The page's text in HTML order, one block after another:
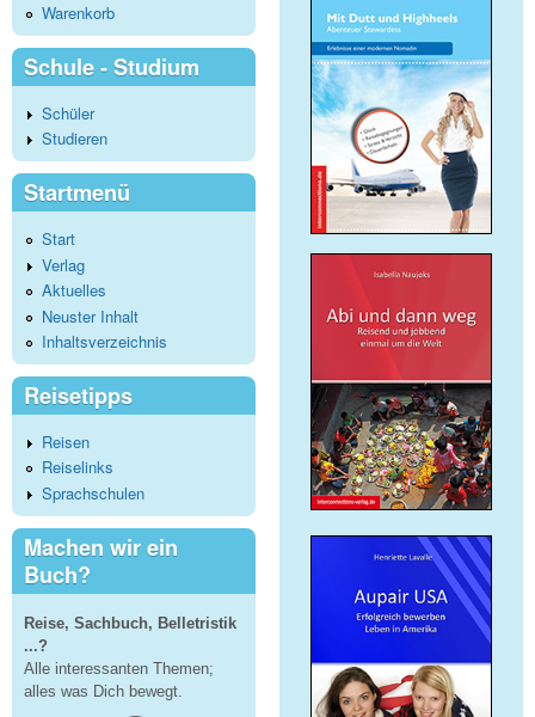
Warenkorb
Schule - Studium
Schüler
Studieren
Startmenü
Start
Verlag
Aktuelles
Neuster Inhalt
Inhaltsverzeichnis
Reisetipps
Reisen
Reiselinks
Sprachschulen
Machen wir ein
Buch?
Reise, Sachbuch, Belletristik
...?
Alle interessanten Themen;
alles was Dich bewegt.